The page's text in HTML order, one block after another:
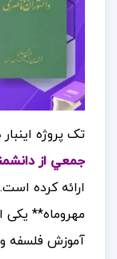
تک پروژه اینبار
جمعي از
ارائه کرده
مهروماه** یکی
آموزش فلسفه و